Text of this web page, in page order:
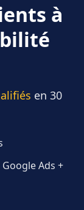
à
en 30
Ads +